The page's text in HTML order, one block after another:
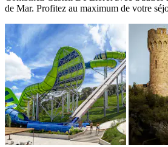
de Mar. Profitez au maximum de votre